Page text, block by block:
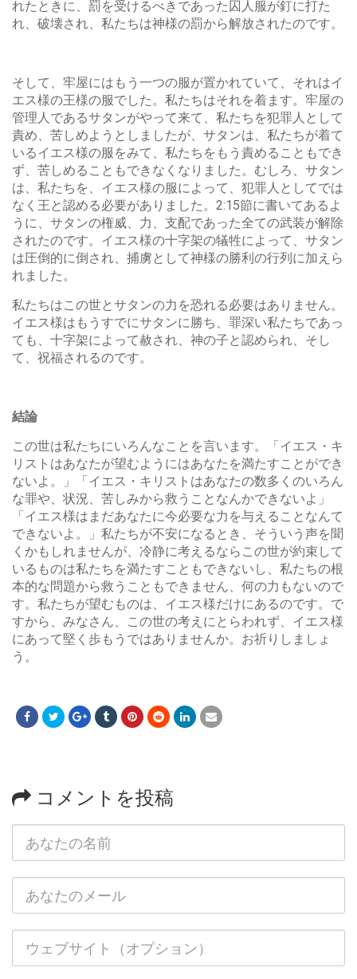
れたときに、罰を受けるべきであった囚人服が釘に打た
れ、破壊され、私たちは神様の罰から解放されたのです。
そして、牢屋にはもう一つの服が置かれていて、それはイ
エス様の王様の服でした。私たちはそれを着ます。牢屋の
管理人であるサタンがやって来て、私たちを犯罪人として
責め、苦しめようとしましたが、サタンは、私たちが着て
いるイエス様の服をみて、私たちをもう責めることもでき
ず、苦しめることもできなくなりました。むしろ、サタン
は、私たちを、イエス様の服によって、犯罪人としてでは
なく王と認める必要がありました。2:15節に書いてあるよ
うに、サタンの権威、力、支配であった全ての武装が解除
されたのです。イエス様の十字架の犠牲によって、サタン
は圧倒的に倒され、捕虜として神様の勝利の行列に加えら
れました。
私たちはこの世とサタンの力を恐れる必要はありません。
イエス様はもうすでにサタンに勝ち、罪深い私たちであっ
ても、十字架によって赦され、神の子と認められ、そし
て、祝福されるのです。
結論
この世は私たちにいろんなことを言います。「イエス・キ
リストはあなたが望むようにはあなたを満たすことができ
ないよ。」「イエス・キリストはあなたの数多くのいろん
な罪や、状況、苦しみから救うことなんかできないよ」
「イエス様はまだあなたに今必要な力を与えることなんて
できないよ。」私たちが不安になるとき、そういう声を聞
くかもしれませんが、冷静に考えるならこの世が約束して
いるものは私たちを満たすこともできないし、私たちの根
本的な問題から救うこともできません、何の力もないので
す。私たちが望むものは、イエス様だけにあるのです。で
すから、みなさん、この世の考えにとらわれず、イエス様
にあって堅く歩もうではありませんか。お祈りしましょ
う。
コメントを投稿